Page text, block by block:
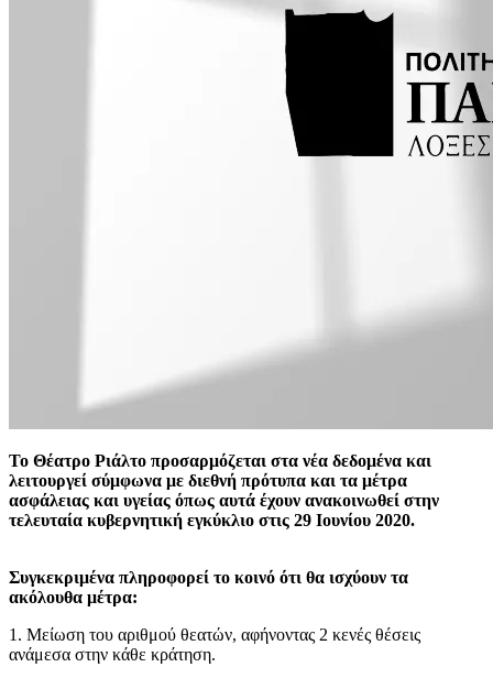
Το Θέατρο Ριάλτο προσαρμόζεται στα νέα δεδομένα και
λειτουργεί σύμφωνα με διεθνή πρότυπα και τα μέτρα
ασφάλειας και υγείας όπως αυτά έχουν ανακοινωθεί στην
τελευταία κυβερνητική εγκύκλιο στις 29 Ιουνίου 2020.
Συγκεκριμένα πληροφορεί το κοινό ότι θα ισχύουν τα
ακόλουθα μέτρα:
1. Μείωση του αριθμού θεατών, αφήνοντας 2 κενές θέσεις
ανάμεσα στην κάθε κράτηση.